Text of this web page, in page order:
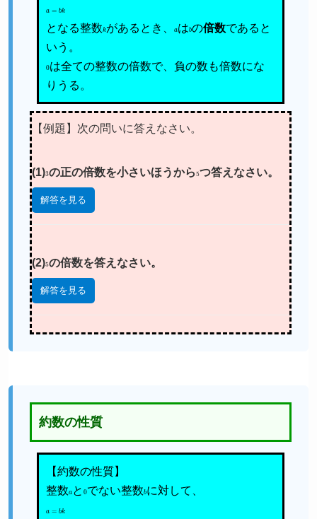
k
となる整数kがあるとき、 はbの倍数であると
いう。
0は全ての整数の倍数で、負の数も倍数にな
りうる。
【例題】次の問いに答えなさい。
(1)3の正の倍数を小さいほうから 5つ答えなさい。
解答を見る
(2)5の倍数を答えなさい。
解答を見る
約数の性質
【約数の性質】
整数 と0でない整数bに対して、
k